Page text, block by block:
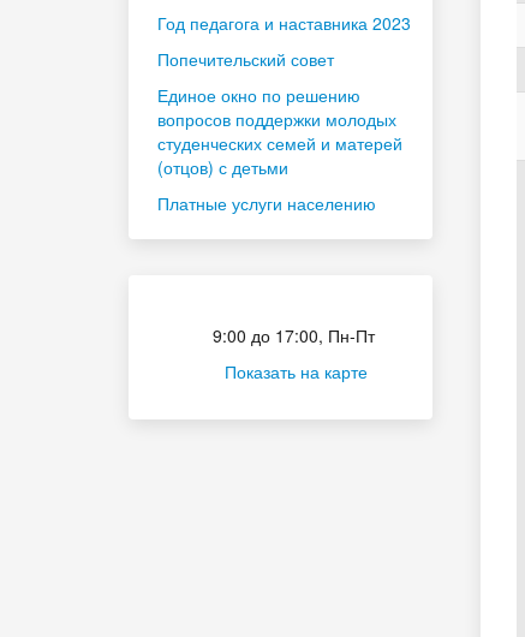
Год педагога и наставника 2023
Попечительский совет
Единое окно по решению
вопросов поддержки молодых
студенческих семей и матерей
(отцов) с детьми
Платные услуги населению
9:00 до 17:00, Пн-Пт
Показать на карте